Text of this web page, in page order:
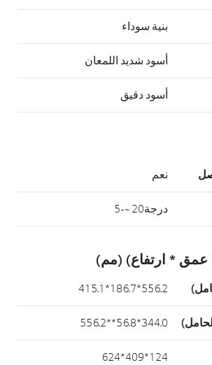
بنية سوداء
أسود شديد اللمعان
أسود دقيق
نعم
درجة20 ~-5
عمق * ارتفاع) (مم)
556.2*186.7*415.1
344.0*56.8**556.2
124*409*624